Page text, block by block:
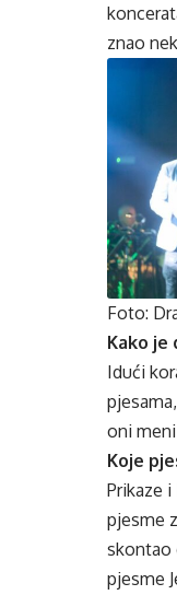
znao
Foto:
Kako je
Idući
oni
Koje
Prikaze
pjesme
skontao
pjesme